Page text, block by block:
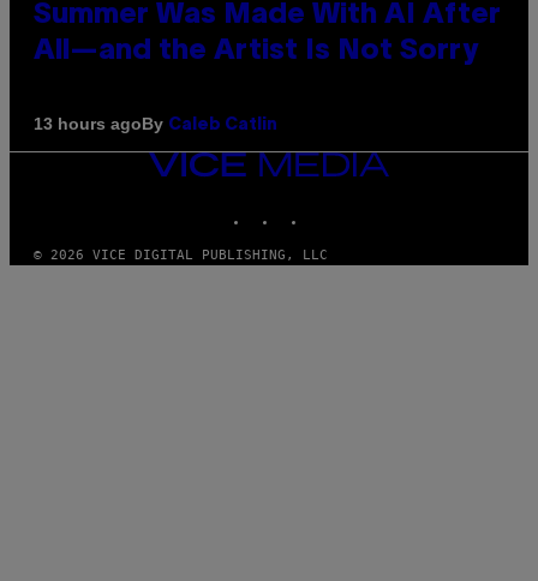
Summer Was Made With AI After
All—and the Artist Is Not Sorry
13 hours agoBy Caleb Catlin
VICE
MEDIA
© 2026 VICE DIGITAL PUBLISHING, LLC